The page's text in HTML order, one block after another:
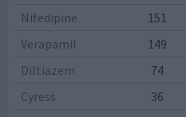
Nifedipine
151
Verapamil
149
Diltiazem
74
Cyress
36